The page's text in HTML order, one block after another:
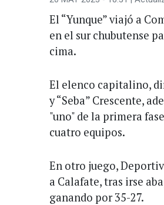
El “Yunque” viajó a
en el sur chubutense
cima.
El elenco capitalino,
y “Seba” Crescente,
"uno" de la primera
cuatro equipos.
En otro juego,
a Calafate, tras irse
ganando por 35-27.